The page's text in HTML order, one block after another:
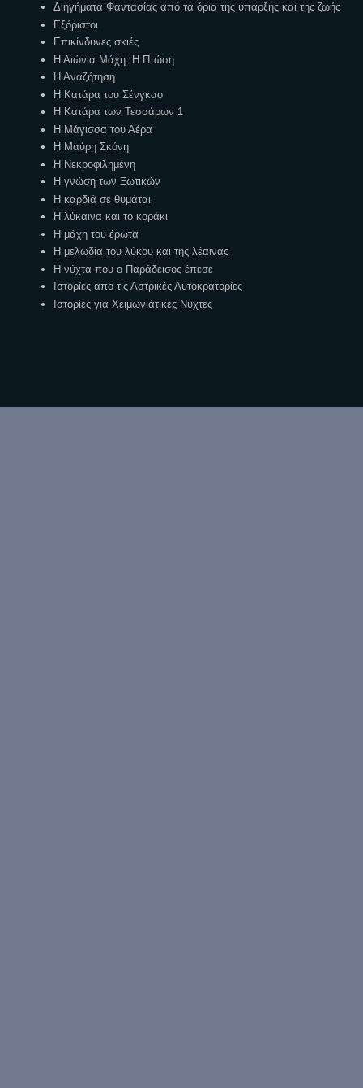
Διηγήματα Φαντασίας από τα όρια της ύπαρξης και της ζωής
Εξόριστοι
Επικίνδυνες σκιές
Η Αιώνια Μάχη: Η Πτώση
Η Αναζήτηση
Η Κατάρα του Σένγκαο
Η Κατάρα των Τεσσάρων 1
Η Μάγισσα του Αέρα
Η Μαύρη Σκόνη
Η Νεκροφιλημένη
Η γνώση των Ξωτικών
Η καρδιά σε θυμάται
Η λύκαινα και το κοράκι
Η μάχη του έρωτα
Η μελωδία του λύκου και της λέαινας
Η νύχτα που ο Παράδεισος έπεσε
Ιστορίες απο τις Αστρικές Αυτοκρατορίες
Ιστορίες για Χειμωνιάτικες Νύχτες